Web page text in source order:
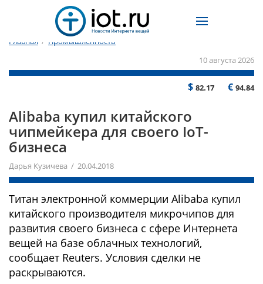
Главная / Промышленность
10 августа 2026
$ 82.17 € 94.84
Alibaba купил китайского
чипмейкера для своего IoT-
бизнеса
Дарья Кузичева / 20.04.2018
Титан электронной коммерции Alibaba купил
китайского производителя микрочипов для
развития своего бизнеса с сфере Интернета
вещей на базе облачных технологий,
сообщает Reuters. Условия сделки не
раскрываются.